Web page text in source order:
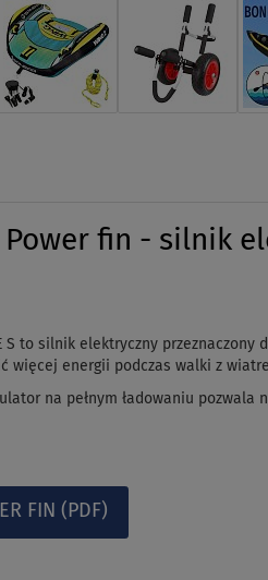
fin - silnik
to silnik elektryczny
więcej energii podczas walki z
na pełnym ładowaniu
FIN (PDF)